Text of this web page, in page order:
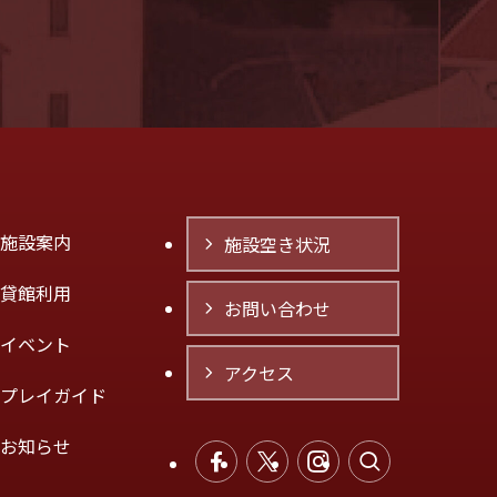
施設案内
貸館利用
イベント
プレイガイド
お知らせ
施設空き状況
お問い合わせ
アクセス